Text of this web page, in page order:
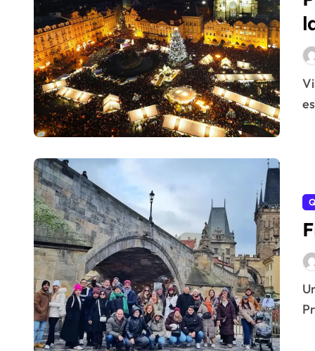
Visitar Praga en Navidad es adentrarse en un
Uno de los mejores free tours que puedes hacer en